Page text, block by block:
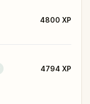
4800 XP
4794 XP